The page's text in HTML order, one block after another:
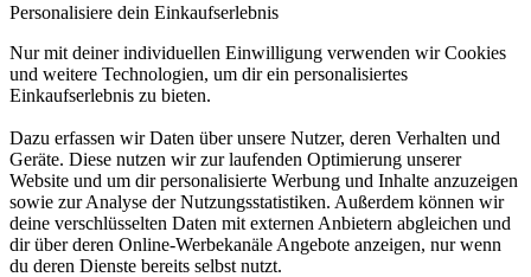
Personalisiere dein Einkaufserlebnis
Nur mit deiner individuellen Einwilligung verwenden wir Cookies
und weitere Technologien, um dir ein personalisiertes
Einkaufserlebnis zu bieten.
Dazu erfassen wir Daten über unsere Nutzer, deren Verhalten und
Geräte. Diese nutzen wir zur laufenden Optimierung unserer
Website und um dir personalisierte Werbung und Inhalte anzuzeigen
sowie zur Analyse der Nutzungsstatistiken. Außerdem können wir
deine verschlüsselten Daten mit externen Anbietern abgleichen und
dir über deren Online-Werbekanäle Angebote anzeigen, nur wenn
du deren Dienste bereits selbst nutzt.